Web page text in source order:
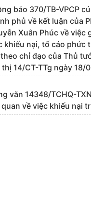
báo 370/TB-VPCP
phủ về kết luận của
Xuân Phúc về việc
khiếu nại, tố cáo phức
chỉ đạo của Thủ
thị 14/CT-TTg ngày 18/
văn 14348/TCHQ-
quan về việc khiếu nại